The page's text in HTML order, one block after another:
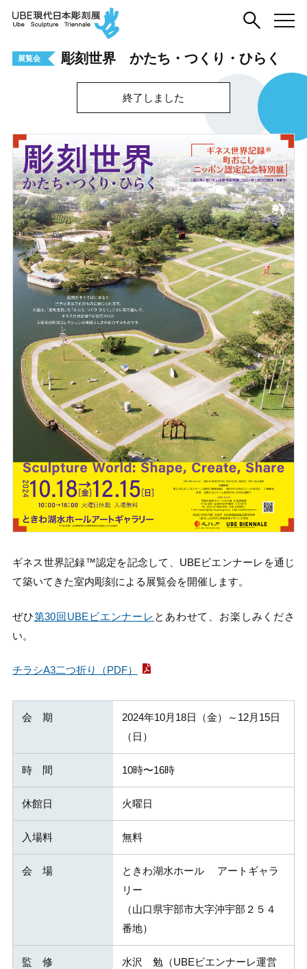
展覧会 彫刻世界 かたち・つくり・ひらく
終了しました
ギネス世界記録™️認定を記念して、UBEビエンナーレを通じ
て築いてきた室内彫刻による展覧会を開催します。
ぜひ第30回UBEビエンナーレ とあわせて、お楽しみくださ
い。
チラシA3二つ折り（PDF）
会 期
2024年10月18日（金）～12月15日
（日）
時 間 10時〜16時
休館日 火曜日
入場料 無料
会 場
ときわ湖水ホール アートギャラ
リー
（山口県宇部市大字沖宇部２５４
番地）
監 修
水沢 勉（UBEビエンナーレ運営